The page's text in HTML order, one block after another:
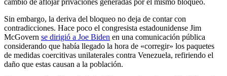
cambio de aflojar privaciones generadas por el mismo bloqueo.
Sin embargo, la deriva del bloqueo no deja de contar con
contradicciones. Hace poco el congresista estadounidense Jim
McGovern se dirigió a Joe Biden en una comunicación pública
considerando que había llegado la hora de «corregir» los paquetes
de medidas coercitivas unilaterales contra Venezuela, refiriendo el
daño que estas causan a la población.